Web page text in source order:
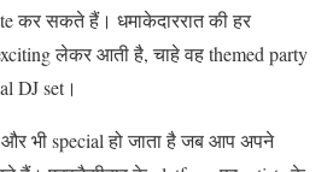
कर सकते हैं। धमाकेदाररात की हर
लेकर आती है, चाहे वह themed party
DJ set।
भी special हो जाता है जब आप अपने